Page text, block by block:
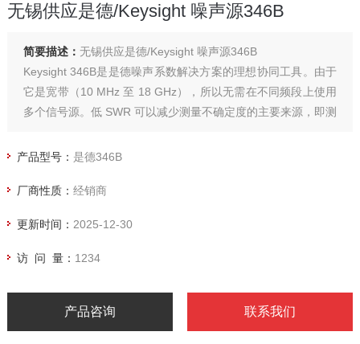
无锡供应是德/Keysight 噪声源346B
简要描述： 无锡供应是德/Keysight 噪声源346B
Keysight 346B是是德噪声系数解决方案的理想协同工具。由于
它是宽带（10 MHz 至 18 GHz），所以无需在不同频段上使用
多个信号源。低 SWR 可以减少测量不确定度的主要来源，即测
为一款通用的。添加支持高 ENR（21 dB 典型值）DE 特殊选
产品型号： 是德346B
厂商性质： 经销商
更新时间： 2025-12-30
访 问 量： 1234
产品咨询 联系我们